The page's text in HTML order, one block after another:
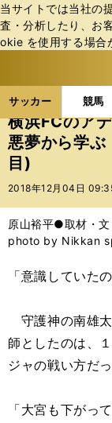
当サイトでは当社の
査・分析したり、お
okie を使⽤する場合
サッカー 競馬
ス
ポ
ル
テ
ー
バ
サッカーの
横浜FCのア
悪夢から学
目)
2018年12月04日
原山裕平●取材・
photo by Nikkan
「意識していた
守護神の南雄
師としたのは、
ジャの戦い方だっ
「大宮も下がっ